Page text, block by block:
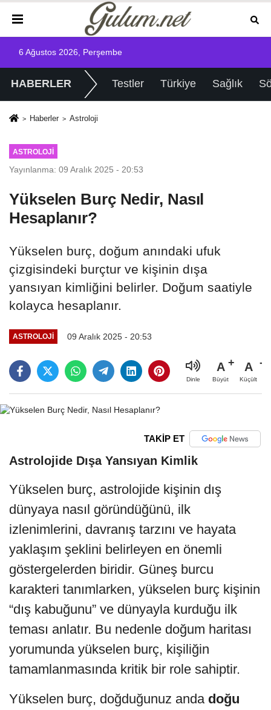
6 Ağustos 2026, Perşembe
HABERLER Testler Türkiye Sağlık
Haberler Astroloji
ASTROLOJI
Yayınlanma: 09 Aralık 2025 - 20:53
Yükselen Burç Nedir, Nasıl
Hesaplanır?
Yükselen burç, doğum anındaki ufuk
çizgisindeki burçtur ve kişinin dışa
yansıyan kimliğini belirler. Doğum saatiyle
kolayca hesaplanır.
ASTROLOJI 09 Aralık 2025 - 20:53
Dinle
A
Büyüt
A
Küçült
TAKİP ET
Astrolojide Dışa Yansıyan Kimlik
Yükselen burç, astrolojide kişinin dış
dünyaya nasıl göründüğünü, ilk
izlenimlerini, davranış tarzını ve hayata
yaklaşım şeklini belirleyen en önemli
göstergelerden biridir. Güneş burcu
karakteri tanımlarken, yükselen burç kişinin
“dış kabuğunu” ve dünyayla kurduğu ilk
teması anlatır. Bu nedenle doğum haritası
yorumunda yükselen burç, kişiliğin
tamamlanmasında kritik bir role sahiptir.
Yükselen burç, doğduğunuz anda doğu